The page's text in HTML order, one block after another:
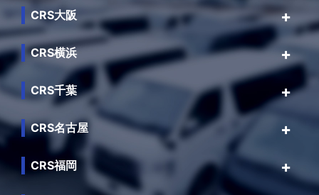
CRS大阪
CRS横浜
CRS千葉
CRS名古屋
CRS福岡